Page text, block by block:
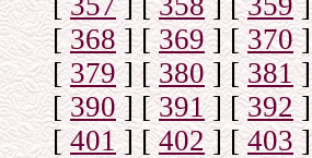
[ 368] [369] [370]
[379] [380] [381]
[390] [391] [392]
[401] [402] [403]